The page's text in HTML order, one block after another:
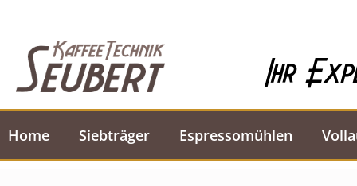
Ihr
Home Siebträger Espressomühlen